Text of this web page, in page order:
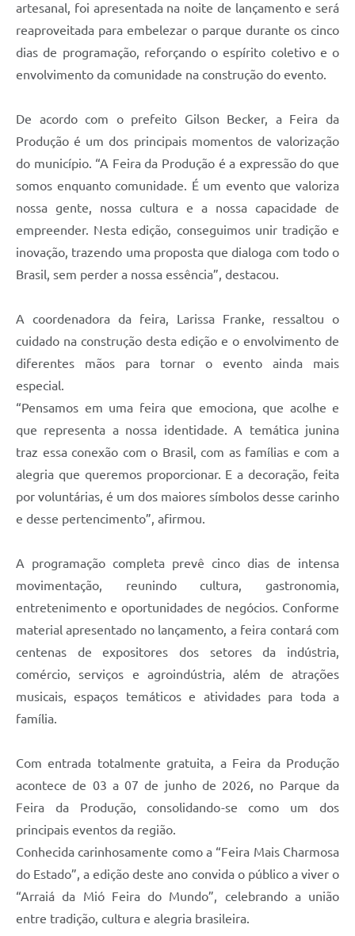
artesanal, foi apresentada na noite de lançamento e será
reaproveitada para embelezar o parque durante os cinco
dias de programação, reforçando o espírito coletivo e o
envolvimento da comunidade na construção do evento.
De acordo com o prefeito Gilson Becker, a Feira da
Produção é um dos principais momentos de valorização
do município. “A Feira da Produção é a expressão do que
somos enquanto comunidade. É um evento que valoriza
nossa gente, nossa cultura e a nossa capacidade de
empreender. Nesta edição, conseguimos unir tradição e
inovação, trazendo uma proposta que dialoga com todo o
Brasil, sem perder a nossa essência”, destacou.
A coordenadora da feira, Larissa Franke, ressaltou o
cuidado na construção desta edição e o envolvimento de
diferentes mãos para tornar o evento ainda mais
especial.
“Pensamos em uma feira que emociona, que acolhe e
que representa a nossa identidade. A temática junina
traz essa conexão com o Brasil, com as famílias e com a
alegria que queremos proporcionar. E a decoração, feita
por voluntárias, é um dos maiores símbolos desse carinho
e desse pertencimento”, afirmou.
A programação completa prevê cinco dias de intensa
movimentação, reunindo cultura, gastronomia,
entretenimento e oportunidades de negócios. Conforme
material apresentado no lançamento, a feira contará com
centenas de expositores dos setores da indústria,
comércio, serviços e agroindústria, além de atrações
musicais, espaços temáticos e atividades para toda a
família.
Com entrada totalmente gratuita, a Feira da Produção
acontece de 03 a 07 de junho de 2026, no Parque da
Feira da Produção, consolidando-se como um dos
principais eventos da região.
Conhecida carinhosamente como a “Feira Mais Charmosa
do Estado”, a edição deste ano convida o público a viver o
“Arraiá da Mió Feira do Mundo”, celebrando a união
entre tradição, cultura e alegria brasileira.